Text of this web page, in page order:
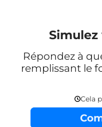
Répondez à
remplissant le